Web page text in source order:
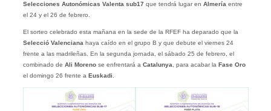
Selecciones Autonómicas Valenta sub17 que tendrá lugar en Almería entre
el 24 y el 26 de febrero.
El sorteo celebrado esta mañana en la sede de la RFEF ha deparado que la
Selecció Valenciana haya caído en el grupo B y que debute el viernes 24
frente a las madrileñas. En la segunda jornada, el sábado 25 de febrero, el
combinado de Ali Morenose enfrentará a Catalunya , para acabar la Fase Oro
el domingo 26 frente a Euskadi